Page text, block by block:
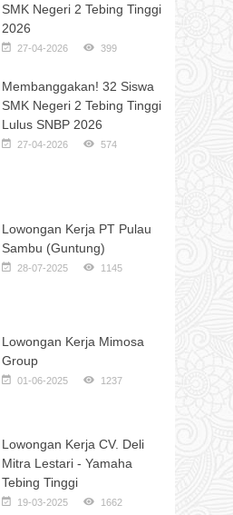
SMK Negeri 2 Tebing Tinggi
2026
27-04-2026 399
Membanggakan! 32 Siswa
SMK Negeri 2 Tebing Tinggi
Lulus SNBP 2026
27-04-2026 574
Lowongan Kerja PT Pulau
Sambu (Guntung)
28-07-2025 1145
Lowongan Kerja Mimosa
Group
01-06-2025 1237
Lowongan Kerja CV. Deli
Mitra Lestari - Yamaha
Tebing Tinggi
19-03-2025 1662